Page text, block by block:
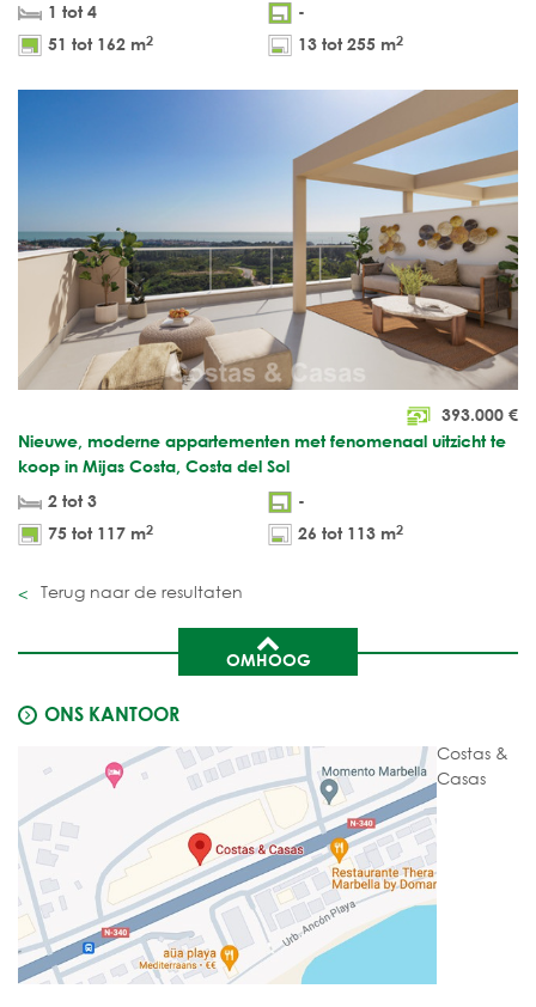
1 tot 4
-
51 tot 162 m2 13 tot 255 m2
393.000 €
Nieuwe, moderne appartementen met fenomenaal uitzicht te
koop in Mijas Costa, Costa del Sol
2 tot 3
-
75 tot 117 m2 26 tot 113 m2
Terug naar de resultaten
OMHOOG
ONS KANTOOR
Costas &
Casas